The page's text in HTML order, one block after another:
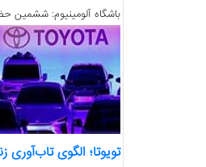
باشگاه آلومینیوم: ششمین
تویوتا؛ الگوی